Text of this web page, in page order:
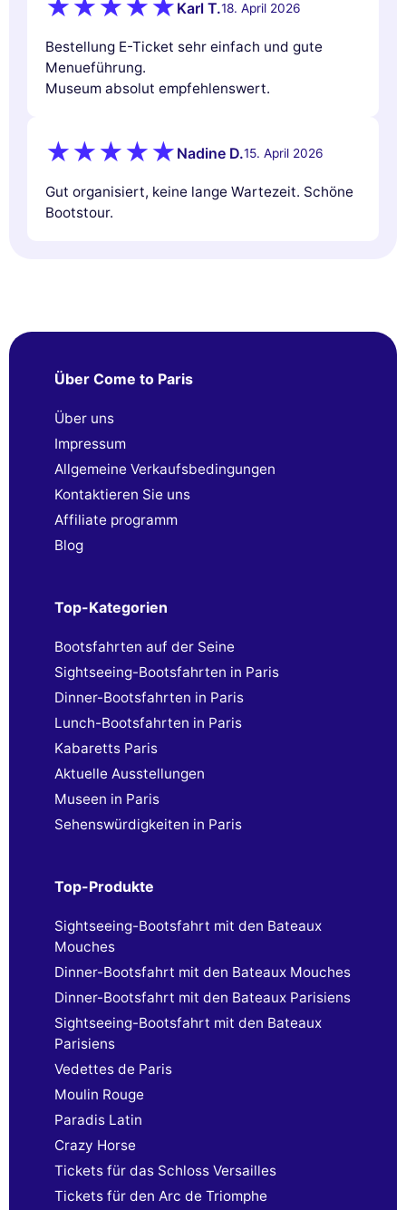
Karl T.18. April 2026
Bestellung E-Ticket sehr einfach und gute
Menueführung.
Museum absolut empfehlenswert.
Nadine D.15. April 2026
Gut organisiert, keine lange Wartezeit. Schöne
Bootstour.
Über Come to Paris
Über uns
Impressum
Allgemeine Verkaufsbedingungen
Kontaktieren Sie uns
Affiliate programm
Blog
Top-Kategorien
Bootsfahrten auf der Seine
Sightseeing-Bootsfahrten in Paris
Dinner-Bootsfahrten in Paris
Lunch-Bootsfahrten in Paris
Kabaretts Paris
Aktuelle Ausstellungen
Museen in Paris
Sehenswürdigkeiten in Paris
Top-Produkte
Sightseeing-Bootsfahrt mit den Bateaux
Mouches
Dinner-Bootsfahrt mit den Bateaux Mouches
Dinner-Bootsfahrt mit den Bateaux Parisiens
Sightseeing-Bootsfahrt mit den Bateaux
Parisiens
Vedettes de Paris
Moulin Rouge
Paradis Latin
Crazy Horse
Tickets für das Schloss Versailles
Tickets für den Arc de Triomphe